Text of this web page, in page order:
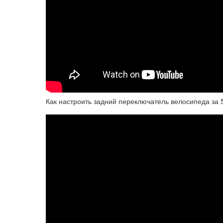
Как настроить задний переключатель велосипеда за